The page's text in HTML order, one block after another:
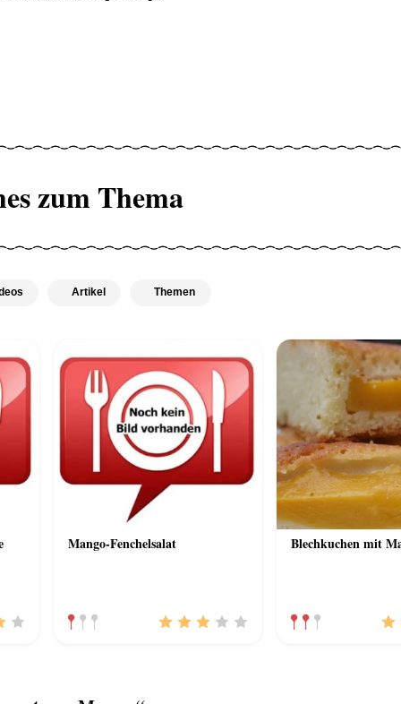
zum Thema
Artikel Themen
Mango-Fenchelsalat Blechkuchen mit